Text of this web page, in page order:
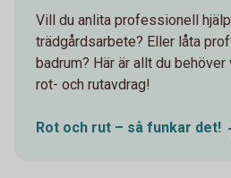
Vill du anlita professionell
trädgårdsarbete? Eller låta
badrum? Här är allt du
rot- och rutavdrag!
Rot och rut – så funkar det!